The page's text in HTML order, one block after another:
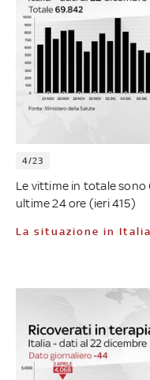
4/23
Le vittime in totale sono
ultime 24 ore (ieri 415)
La situazione in